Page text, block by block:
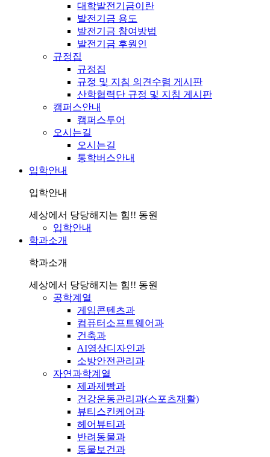
대학발전기금이란
발전기금 용도
발전기금 참여방법
발전기금 후원인
규정집
규정집
규정 및 지침 의견수렴 게시판
산학협력단 규정 및 지침 게시판
캠퍼스안내
캠퍼스투어
오시는길
오시는길
통학버스안내
입학안내
입학안내
세상에서 당당해지는 힘!! 동원
입학안내
학과소개
학과소개
세상에서 당당해지는 힘!! 동원
공학계열
게임콘텐츠과
컴퓨터소프트웨어과
건축과
AI영상디자인과
소방안전관리과
자연과학계열
제과제빵과
건강운동관리과(스포츠재활)
뷰티스킨케어과
헤어뷰티과
반려동물과
동물보건과